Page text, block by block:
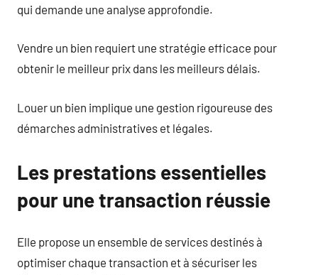
qui demande une analyse approfondie.
Vendre un bien requiert une stratégie efficace pour
obtenir le meilleur prix dans les meilleurs délais.
Louer un bien implique une gestion rigoureuse des
démarches administratives et légales.
Les prestations essentielles
pour une transaction réussie
Elle propose un ensemble de services destinés à
optimiser chaque transaction et à sécuriser les